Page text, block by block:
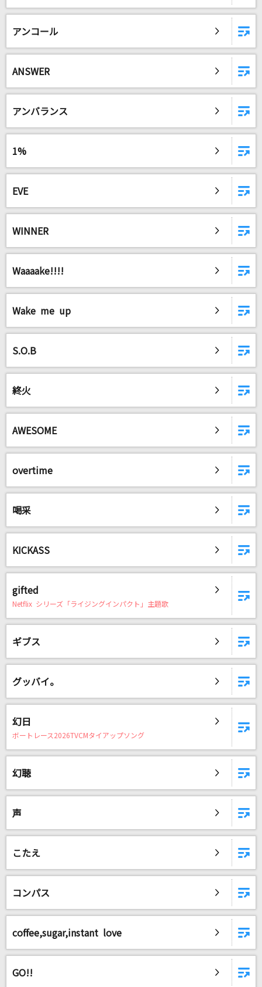
BLOODY BULLET
Juice=Juice
今夜はビートに乗れない
本田美奈子
アンコール
ANSWER
アンバランス
1%
EVE
WINNER
Waaaake!!!!
Wake me up
S.O.B
終火
AWESOME
overtime
喝采
KICKASS
gifted
Netflix シリーズ「ライジングインパクト」主題歌
ギブス
グッバイ。
幻日
ボートレース2026TVCMタイアップソング
幻聴
声
こたえ
コンパス
coffee,sugar,instant love
GO!!